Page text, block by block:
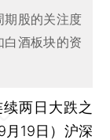
期股的关注度
酒板块的资
续两日大跌之
月19日）沪深